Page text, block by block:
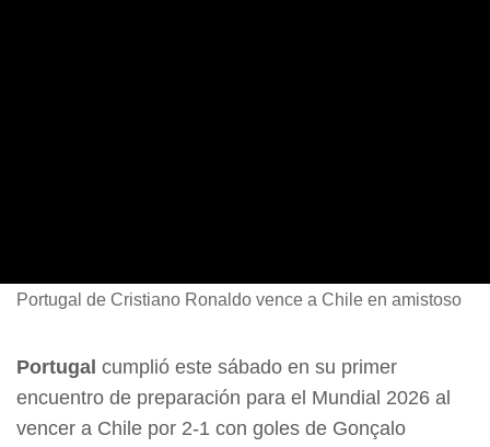
Portugal de Cristiano Ronaldo vence a Chile en amistoso
Portugal cumplió este sábado en su primer
encuentro de preparación para el Mundial 2026 al
vencer a Chile por 2-1 con goles de Gonçalo